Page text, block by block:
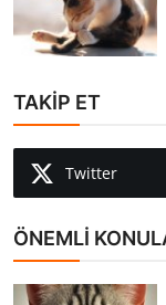
TAKİP ET
Twitter
ÖNEMLİ